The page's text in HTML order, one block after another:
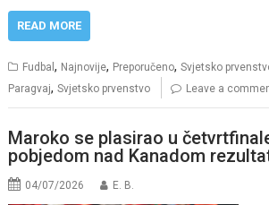
READ MORE
Fudbal, Najnovije, Preporučeno,Svjetsko
Paragvaj,Svjetsko prvenstvo Leave a
Maroko se plasirao u
pobjedom nad Kanadom
04/07/2026 E. B.